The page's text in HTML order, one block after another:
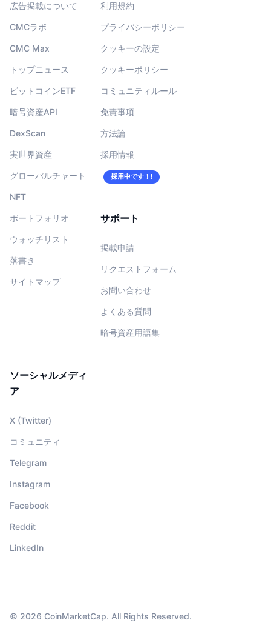
広告掲載について
CMCラボ
CMC Max
トップニュース
ビットコインETF
暗号資産API
DexScan
実世界資産
グローバルチャート
NFT
ポートフォリオ
ウォッチリスト
落書き
サイトマップ
利用規約
プライバシーポリシー
クッキーの設定
クッキーポリシー
コミュニティルール
免責事項
方法論
採用情報
採用中です！!
サポート
掲載申請
リクエストフォーム
お問い合わせ
よくある質問
暗号資産用語集
ソーシャルメディ
ア
X (Twitter)
コミュニティ
Telegram
Instagram
Facebook
Reddit
LinkedIn
© 2026 CoinMarketCap. All Rights Reserved.